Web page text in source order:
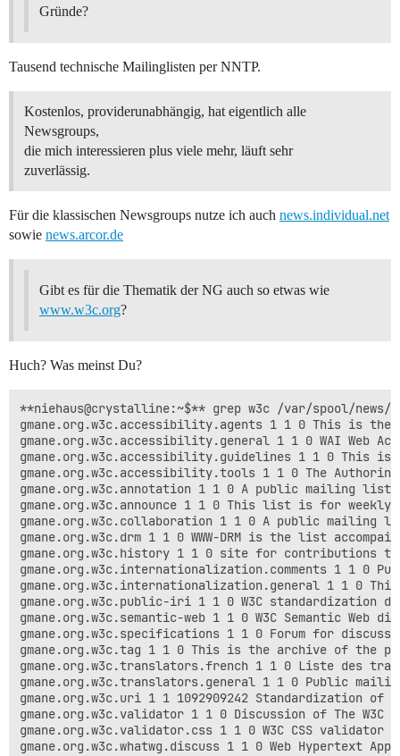
Gründe?
Tausend technische Mailinglisten per NNTP.
Kostenlos, providerunabhängig, hat eigentlich alle
Newsgroups,
die mich interessieren plus viele mehr, läuft sehr
zuverlässig.
Für die klassischen Newsgroups nutze ich auch news.individual.net
sowie news.arcor.de
Gibt es für die Thematik der NG auch so etwas wie
www.w3c.org?
Huch? Was meinst Du?
**niehaus@crystalline:~$** grep w3c /var/spool/
gmane.org.w3c.accessibility.agents 1 1 0 This is the
gmane.org.w3c.accessibility.general 1 1 0 WAI Web
gmane.org.w3c.accessibility.guidelines 1 1 0 This is
gmane.org.w3c.accessibility.tools 1 1 0 The
gmane.org.w3c.annotation 1 1 0 A public mailing
gmane.org.w3c.announce 1 1 0 This list is for weekly
gmane.org.w3c.collaboration 1 1 0 A public mailing
gmane.org.w3c.drm 1 1 0 WWW-DRM is the list
gmane.org.w3c.history 1 1 0 site for contributions
gmane.org.w3c.internationalization.comments 1 1 0
gmane.org.w3c.internationalization.general 1 1 0
gmane.org.w3c.public-iri 1 1 0 W3C standardization
gmane.org.w3c.semantic-web 1 1 0 W3C Semantic Web
gmane.org.w3c.specifications 1 1 0 Forum for
gmane.org.w3c.tag 1 1 0 This is the archive of the
gmane.org.w3c.translators.french 1 1 0 Liste des
gmane.org.w3c.translators.general 1 1 0 Public
gmane.org.w3c.uri 1 1 1092909242 Standardization of
gmane.org.w3c.validator 1 1 0 Discussion of The
gmane.org.w3c.validator.css 1 1 0 W3C CSS validator
gmane.org.w3c.whatwg.discuss 1 1 0 Web Hypertext